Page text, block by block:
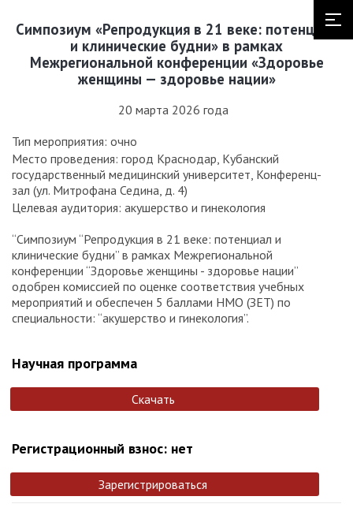
Симпозиум «Репродукция в 21 веке: потенциал
и клинические будни» в рамках
Межрегиональной конференции «Здоровье
женщины — здоровье нации»
20 марта 2026 года
Тип мероприятия: очно
Место проведения: город Краснодар, Кубанский
государственный медицинский университет, Конференц-
зал (ул. Митрофана Седина, д. 4)
Целевая аудитория: акушерство и гинекология
“Симпозиум “Репродукция в 21 веке: потенциал и
клинические будни” в рамках Межрегиональной
конференции “Здоровье женщины - здоровье нации”
одобрен комиссией по оценке соответствия учебных
мероприятий и обеспечен 5 баллами НМО (ЗЕТ) по
специальности: “акушерство и гинекология”.
Научная программа
Скачать
Регистрационный взнос: нет
Зарегистрироваться